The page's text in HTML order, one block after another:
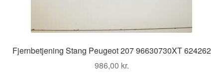
Fjernbetjening Stang Peugeot 207 96630730XT 624262
986,00 kr.